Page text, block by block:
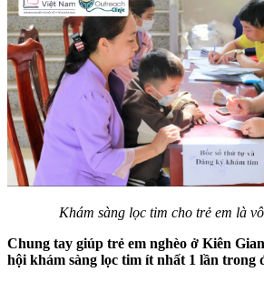
Khám sàng lọc tim cho trẻ em là
Chung tay giúp trẻ em nghèo ở Kiên
hội khám sàng lọc tim ít nhất 1 lần trong